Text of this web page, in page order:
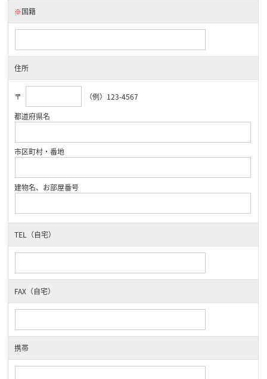
※国籍
住所
〒
（例）123-4567
都道府県名
市区町村・番地
建物名、お部屋番号
TEL（自宅）
FAX（自宅）
携帯